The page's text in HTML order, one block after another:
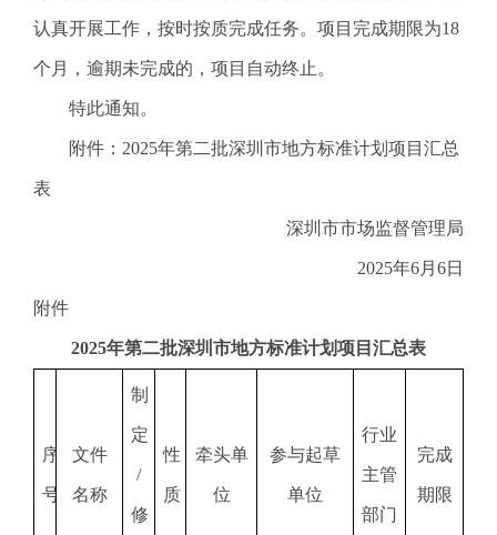
认真开展工作，按时按质完成任务。项目完成期限为18
个月，逾期未完成的，项目自动终止。
特此通知。
附件：2025年第二批深圳市地方标准计划项目汇总
表
深圳市市场监督管理局
2025年6月6日
附件
2025年第二批深圳市地方标准计划项目汇总表
序
号
文件
名称
制
定
/
修
性
质
牵头单
位
参与起草
单位
行业
主管
部门
完成
期限